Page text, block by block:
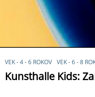
VEK - 4 - 6 ROKOV VEK - 6 - 8
Kunsthalle Kids: